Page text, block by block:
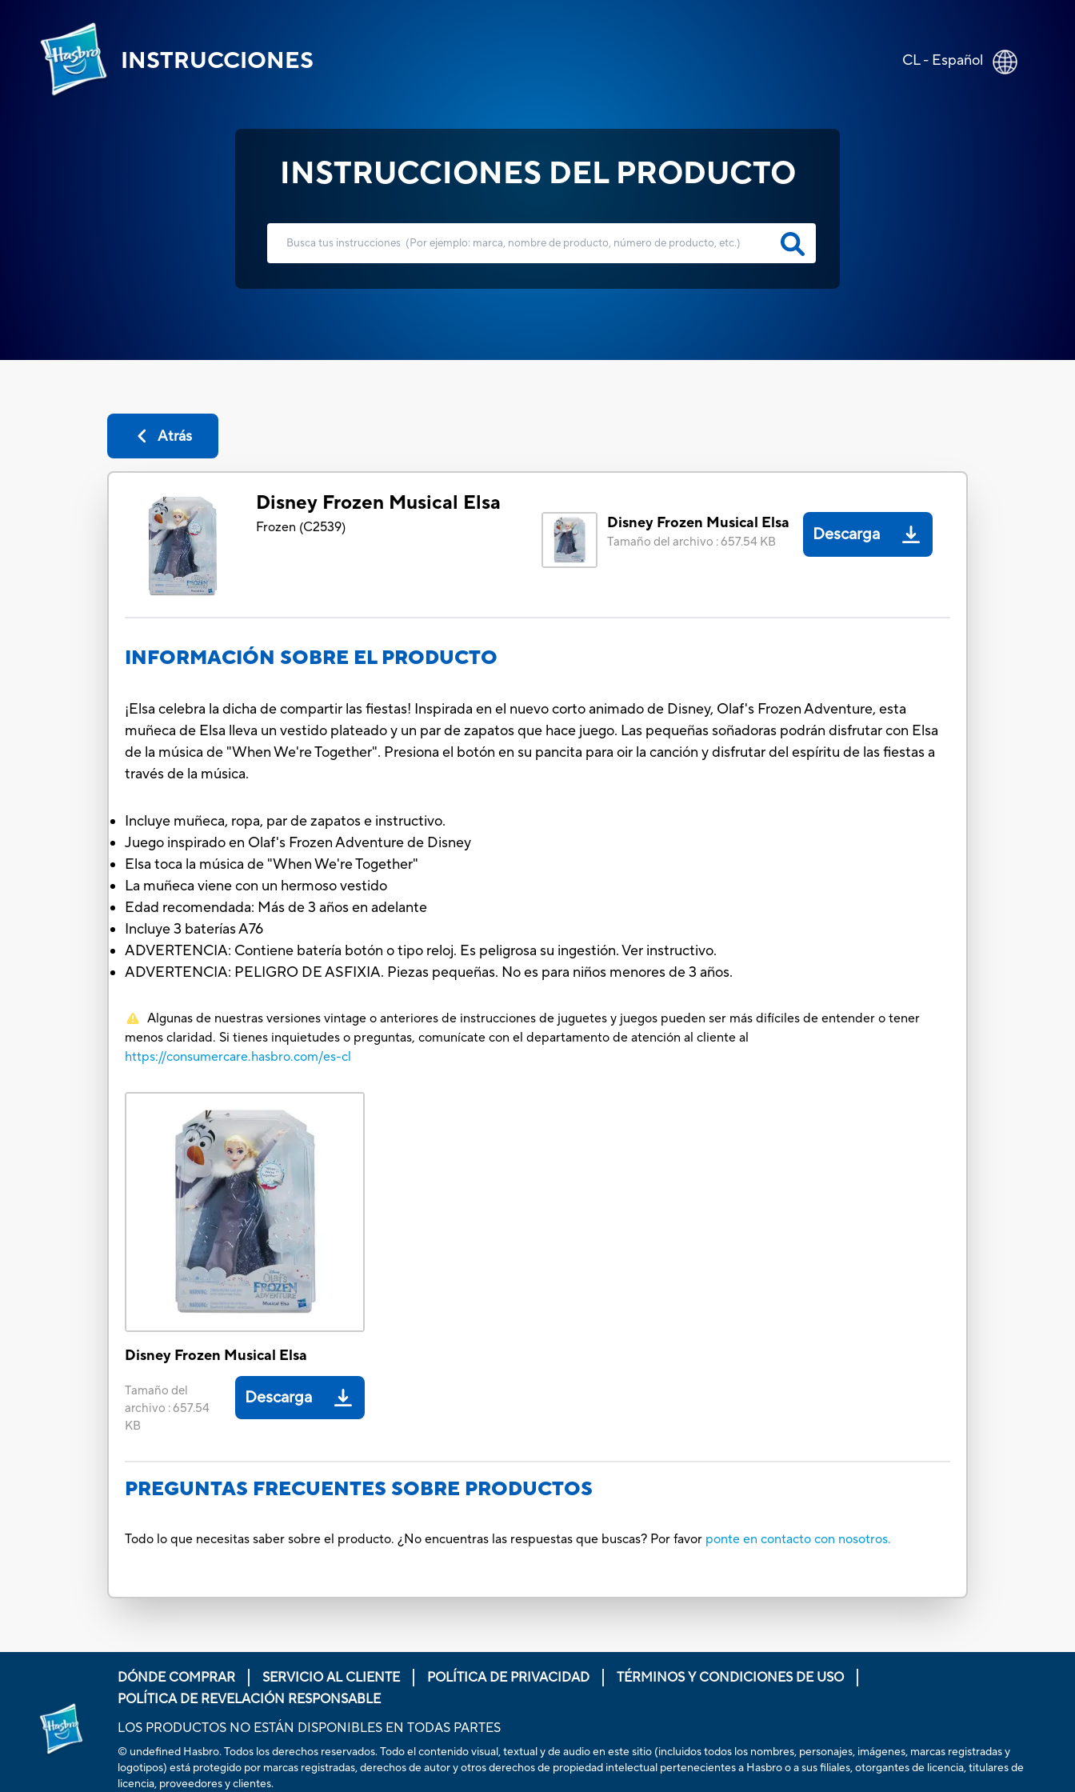
INSTRUCCIONES CL - Español
INSTRUCCIONES DEL PRODUCTO
Atrás
Disney Frozen Musical Elsa
Frozen (C2539) Disney Frozen Musical Elsa
Tamaño del archivo :657.54 KB Descarga
INFORMACIÓN SOBRE EL PRODUCTO
¡Elsa celebra la dicha de compartir las fiestas! Inspirada en el nuevo corto animado de Disney, Olaf's Frozen Adventure, esta
muñeca de Elsa lleva un vestido plateado y un par de zapatos que hace juego. Las pequeñas soñadoras podrán disfrutar con Elsa
de la música de "When We're Together". Presiona el botón en su pancita para oir la canción y disfrutar del espíritu de las fiestas a
través de la música.
Incluye muñeca, ropa, par de zapatos e instructivo.
Juego inspirado en Olaf's Frozen Adventure de Disney
Elsa toca la música de "When We're Together"
La muñeca viene con un hermoso vestido
Edad recomendada: Más de 3 años en adelante
Incluye 3 baterías A76
ADVERTENCIA: Contiene batería botón o tipo reloj. Es peligrosa su ingestión. Ver instructivo.
ADVERTENCIA: PELIGRO DE ASFIXIA. Piezas pequeñas. No es para niños menores de 3 años.
Algunas de nuestras versiones vintage o anteriores de instrucciones de juguetes y juegos pueden ser más difíciles de entender o tener
menos claridad. Si tienes inquietudes o preguntas, comunícate con el departamento de atención al cliente al
https://consumercare.hasbro.com/es-cl
Disney Frozen Musical Elsa
Tamaño del
archivo :657.54
KB
Descarga
PREGUNTAS FRECUENTES SOBRE PRODUCTOS
Todo lo que necesitas saber sobre el producto. ¿No encuentras las respuestas que buscas? Por favor ponte en contacto con nosotros.
DÓNDE COMPRAR SERVICIO AL CLIENTE POLÍTICA DE PRIVACIDAD
TÉRMINOS Y CONDICIONES DE USO
POLÍTICA DE REVELACIÓN RESPONSABLE
LOS PRODUCTOS NO ESTÁN DISPONIBLES EN TODAS PARTES
© undefined Hasbro. Todos los derechos reservados. Todo el contenido visual, textual y de audio en este sitio (incluidos todos los nombres, personajes, imágenes, marcas registradas y
logotipos) está protegido por marcas registradas, derechos de autor y otros derechos de propiedad intelectual pertenecientes a Hasbro o a sus filiales, otorgantes de licencia, titulares de
licencia, proveedores y clientes.